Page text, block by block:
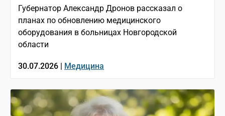
Губернатор Александр Дронов рассказал о
планах по обновлению медицинского
оборудования в больницах Новгородской
области
30.07.2026 | Медицина